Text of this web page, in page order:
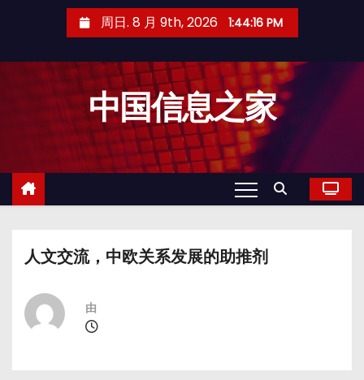
周日. 8 月 9th, 2026 1:44:16 PM
中国信息之家
人文交流，中欧关系发展的助推剂
由